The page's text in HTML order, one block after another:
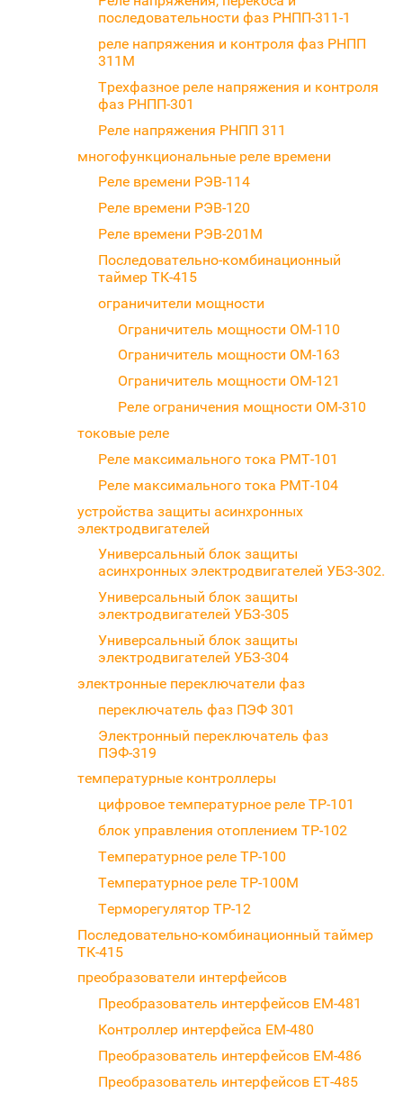
последовательности фаз РНПП-311-1
реле напряжения и контроля фаз РНПП
311М
Трехфазное реле напряжения и контроля
фаз РНПП-301
Реле напряжения РНПП 311
многофункциональные реле времени
Реле времени РЭВ-114
Реле времени РЭВ-120
Реле времени РЭВ-201М
Последовательно-комбинационный
таймер ТК-415
ограничители мощности
Ограничитель мощности ОМ-110
Ограничитель мощности ОМ-163
Ограничитель мощности ОМ-121
Реле ограничения мощности ОМ-310
токовые реле
Реле максимального тока РМТ-101
Реле максимального тока РМТ-104
устройства защиты асинхронных
электродвигателей
Универсальный блок защиты
асинхронных электродвигателей УБЗ-302.
Универсальный блок защиты
электродвигателей УБЗ-305
Универсальный блок защиты
электродвигателей УБЗ-304
электронные переключатели фаз
переключатель фаз ПЭФ 301
Электронный переключатель фаз
ПЭФ-319
температурные контроллеры
цифровое температурное реле ТР-101
блок управления отоплением ТР-102
Температурное реле ТР-100
Температурное реле ТР-100М
Терморегулятор ТР-12
Последовательно-комбинационный таймер
ТК-415
преобразователи интерфейсов
Преобразователь интерфейсов ЕМ-481
Контроллер интерфейса EM-480
Преобразователь интерфейсов ЕМ-486
Преобразователь интерфейсов ЕТ-485